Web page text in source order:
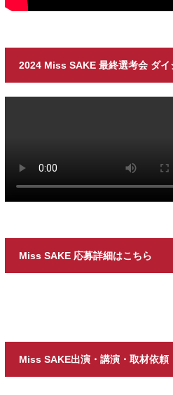
2024 Miss SAKE 最終選考会 ダイ
ト
Miss SAKE 応募詳細はこちら
Miss SAKE出演・講演・取材依頼